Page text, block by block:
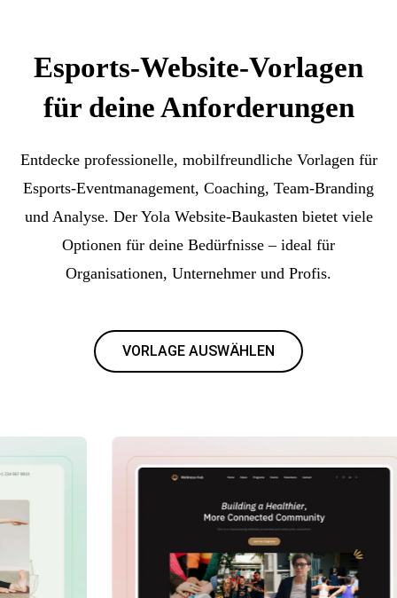
Esports-Website-Vorlagen
für deine Anforderungen
Entdecke professionelle, mobilfreundliche Vorlagen für
Esports-Eventmanagement, Coaching, Team-Branding
und Analyse. Der Yola Website-Baukasten bietet viele
Optionen für deine Bedürfnisse – ideal für
Organisationen, Unternehmer und Profis.
VORLAGE AUSWÄHLEN